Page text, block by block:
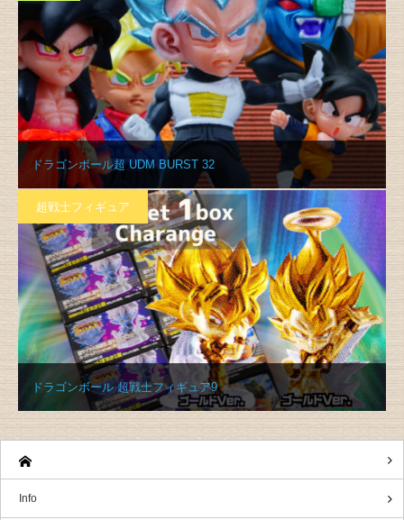
ドラゴンボール超 UDM BURST 32
超戦士フィギュア
ドラゴンボール 超戦士フィギュア9
Info